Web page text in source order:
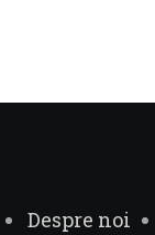
Despre noi